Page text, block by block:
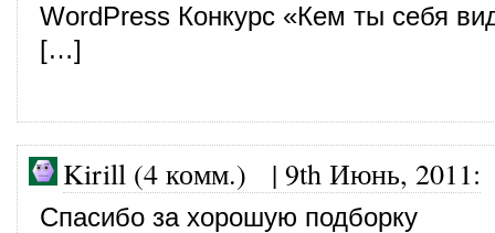
WordPress Конкурс «Кем ты себя
[…]
Kirill (4 комм.) | 9th Июнь, 2011:
Спасибо за хорошую подборку